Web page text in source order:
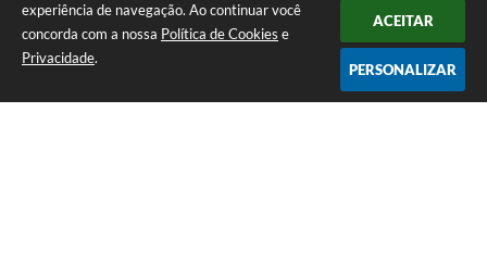
experiência de navegação. Ao continuar você
concorda com a nossa Política de Cookies e
Privacidade.
ACEITAR
PERSONALIZAR